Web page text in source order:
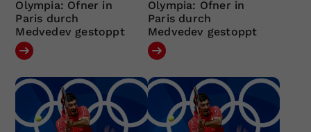
Olympia: Ofner in
Paris durch
Medvedev gestoppt
Olympia: Ofner in
Paris durch
Medvedev gestoppt